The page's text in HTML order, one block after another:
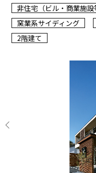
非住宅（ビル・商業施設
窯業系サイディング
2階建て